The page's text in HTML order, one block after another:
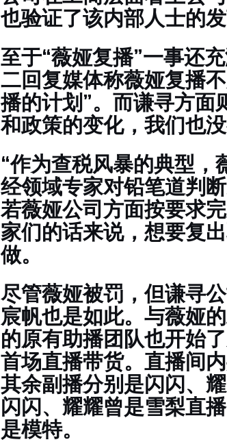
也验证了该内部人士的发
至于“薇娅复播”一事还
二回复媒体称薇娅复播
播的计划”。而谦寻方面
和政策的变化，我们也
“作为查税风暴的典型，
经领域专家对铅笔道判
若薇娅公司方面按要求
家们的话来说，想要复
做。
尽管薇娅被罚，但谦寻
宸帆也是如此。与薇娅
的原有助播团队也开始
首场直播带货。直播间
其余副播分别是闪闪、
闪闪、耀耀曾是雪梨直
是模特。